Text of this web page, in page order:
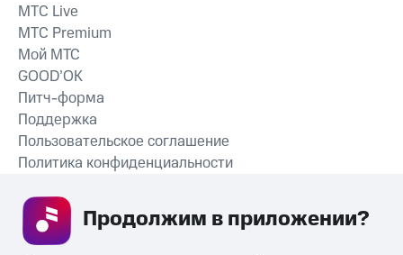
СКАЧАТЬ ПРИЛОЖЕНИЕ
MTС Live
MTС Premium
Мой МТС
GOOD’OK
Питч-форма
Поддержка
Пользовательское соглашение
Политика конфиденциальности